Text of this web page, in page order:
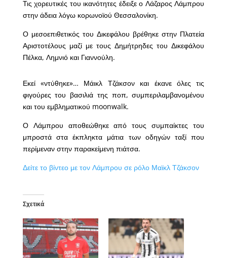
Τις χορευτικές του ικανότητες έδειξε ο Λάζαρος Λάμπρου
στην άδεια λόγω κορωνοϊού Θεσσαλονίκη.
Ο μεσοεπιθετικός του Δικεφάλου βρέθηκε στην Πλατεία
Αριστοτέλους μαζί με τους Δημήτρηδες του Δικεφάλου
Πέλκα, Λημνιό και Γιαννούλη.
Εκεί «ντύθηκε»… Μάικλ Τζάκσον και έκανε όλες τις
φιγούρες του βασιλιά της ποπ, συμπεριλαμβανομένου
και του εμβληματικού moonwalk.
Ο Λάμπρου αποθεώθηκε από τους συμπαίκτες του
μπροστά στα έκπληκτα μάτια των οδηγών ταξί που
περίμεναν στην παρακείμενη πιάτσα.
Δείτε το βίντεο με τον Λάμπρου σε ρόλο Μαϊκλ Τζάκσον
Σχετικά